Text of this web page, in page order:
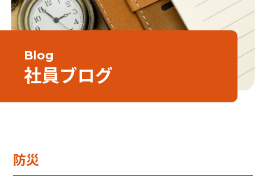
Blog
社員ブログ
防災